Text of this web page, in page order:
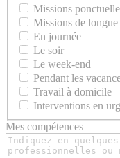
Missions
Missions de longue
En journée
Le soir
Le week-end
Pendant les
Travail à domicile
Interventions en
Mes compétences